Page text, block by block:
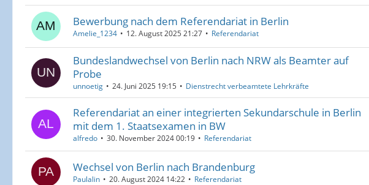
Bewerbung nach dem Referendariat in Berlin
Amelie_1234 12. August 2025 21:27 Referendariat
Bundeslandwechsel von Berlin nach NRW als Beamter auf
Probe
unnoetig 24. Juni 2025 19:15 Dienstrecht verbeamtete Lehrkräfte
Referendariat an einer integrierten Sekundarschule in Berlin
mit dem 1. Staatsexamen in BW
alfredo 30. November 2024 00:19 Referendariat
Wechsel von Berlin nach Brandenburg
Paulalin 20. August 2024 14:22 Referendariat